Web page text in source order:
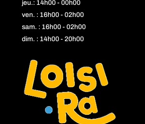
jeu.: 14h00 - 00h00
ven. : 16h00 - 02h00
sam. : 16h00 - 02h00
dim. : 14h00 - 20h00